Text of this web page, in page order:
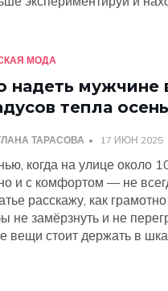
МОДА
надеть мужчине
тепла
ТАРАСОВА 17 ИЮН 2025
когда на улице около
и с комфортом — не
расскажу, как
не замёрзнуть и не
вещи стоит держать в